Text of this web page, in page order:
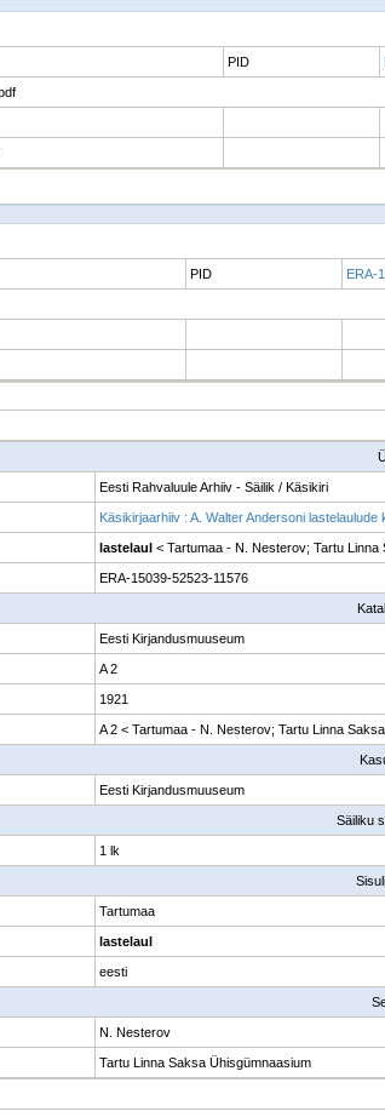
PID
PID ERA-
Eesti Rahvaluule Arhiiv - Säilik / Käsikiri
Käsikirjaarhiiv : A. Walter Andersoni lastelaulude
lastelaul < Tartumaa - N. Nesterov; Tartu
ERA-15039-52523-11576
Eesti Kirjandusmuuseum
A 2
1921
A 2 < Tartumaa - N. Nesterov; Tartu Linna
Eesti Kirjandusmuuseum
Säiliku
1 lk
Tartumaa
lastelaul
eesti
N. Nesterov
Tartu Linna Saksa Ühisgümnaasium